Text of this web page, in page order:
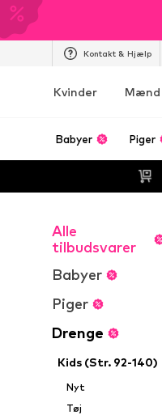
Kontakt & Hjælp
Kvinder Mænd
Babyer Piger
Alle
tilbudsvarer
Babyer
Piger
Drenge
Kids (Str. 92-140)
Nyt
Tøj